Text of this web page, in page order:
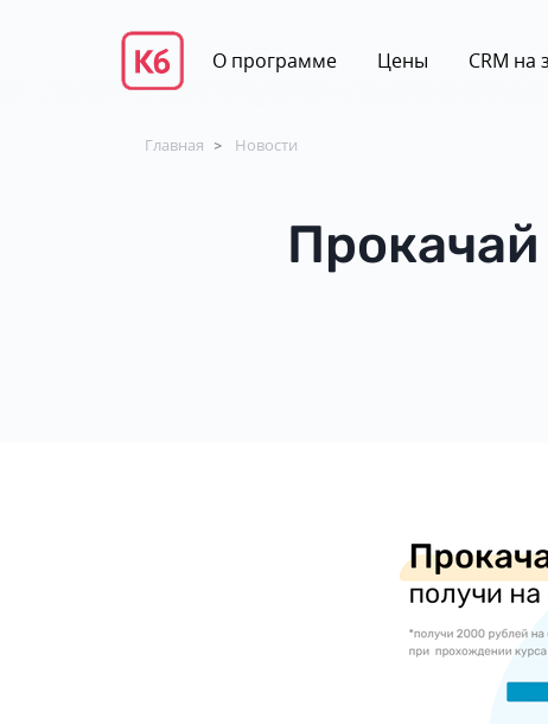
О программе Цены CRM на
Главная > Новости